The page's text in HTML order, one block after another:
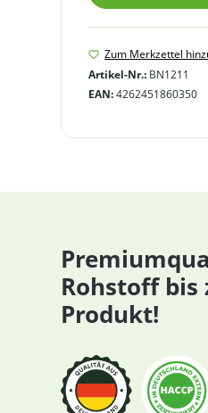
Zum Merkzettel
Artikel-Nr.: BN1211
EAN:4262451860350
Rohstoff
Produkt!